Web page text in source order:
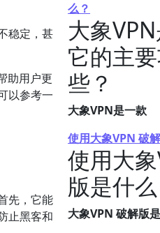
稳定，甚
助用户更
以参考一
先，它能
止黑客和
么？
大象
它的主
些？
大象VPN是一款
使用大象VPN 破
使用大
版是什么
大象VPN 破解版